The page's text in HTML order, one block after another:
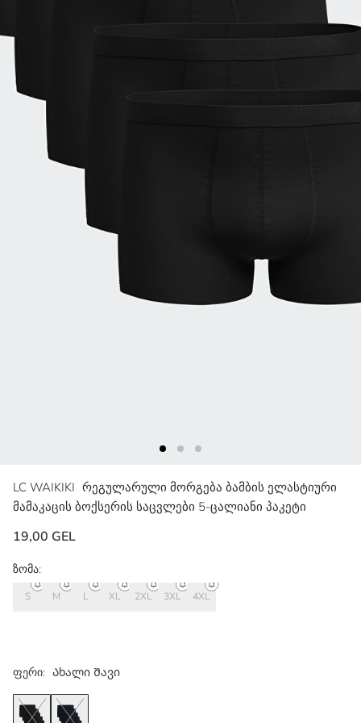
LC WAIKIKI რეგულარული მორგება ბამბის ელასტიური
მამაკაცის ბოქსერის საცვლები 5-ცალიანი პაკეტი
19,00 GEL
ფერი: Ახალი Შავი
ზომა:
S M L XL 2XL 3XL 4XL